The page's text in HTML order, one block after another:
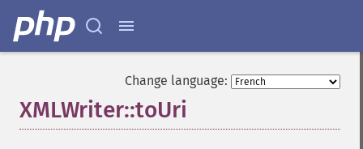
Change language:
XMLWriter::toUri